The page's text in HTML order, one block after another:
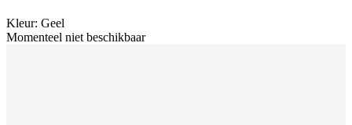
Kleur: Geel
Momenteel niet beschikbaar